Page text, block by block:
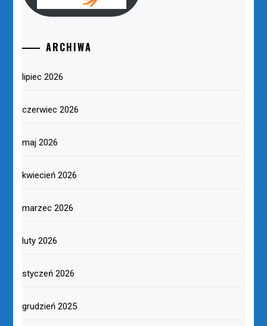
ARCHIWA
lipiec 2026
czerwiec 2026
maj 2026
kwiecień 2026
marzec 2026
luty 2026
styczeń 2026
grudzień 2025